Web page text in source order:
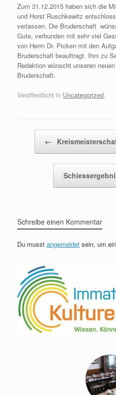
Zum 31.12.2015 haben sich die
und Horst Ruschkewitz
verlassen. Die Bruderschaft
Gute, verbunden mit sehr viel
von Herrn Dr. Picken mit den
Bruderschaft beauftragt. Ihm zu
Redaktion wünscht unseren
Bruderschaft.
Veröffentlicht in Uncategorized.
←
Schreibe einen Kommentar
Du musst angemeldet sein, um